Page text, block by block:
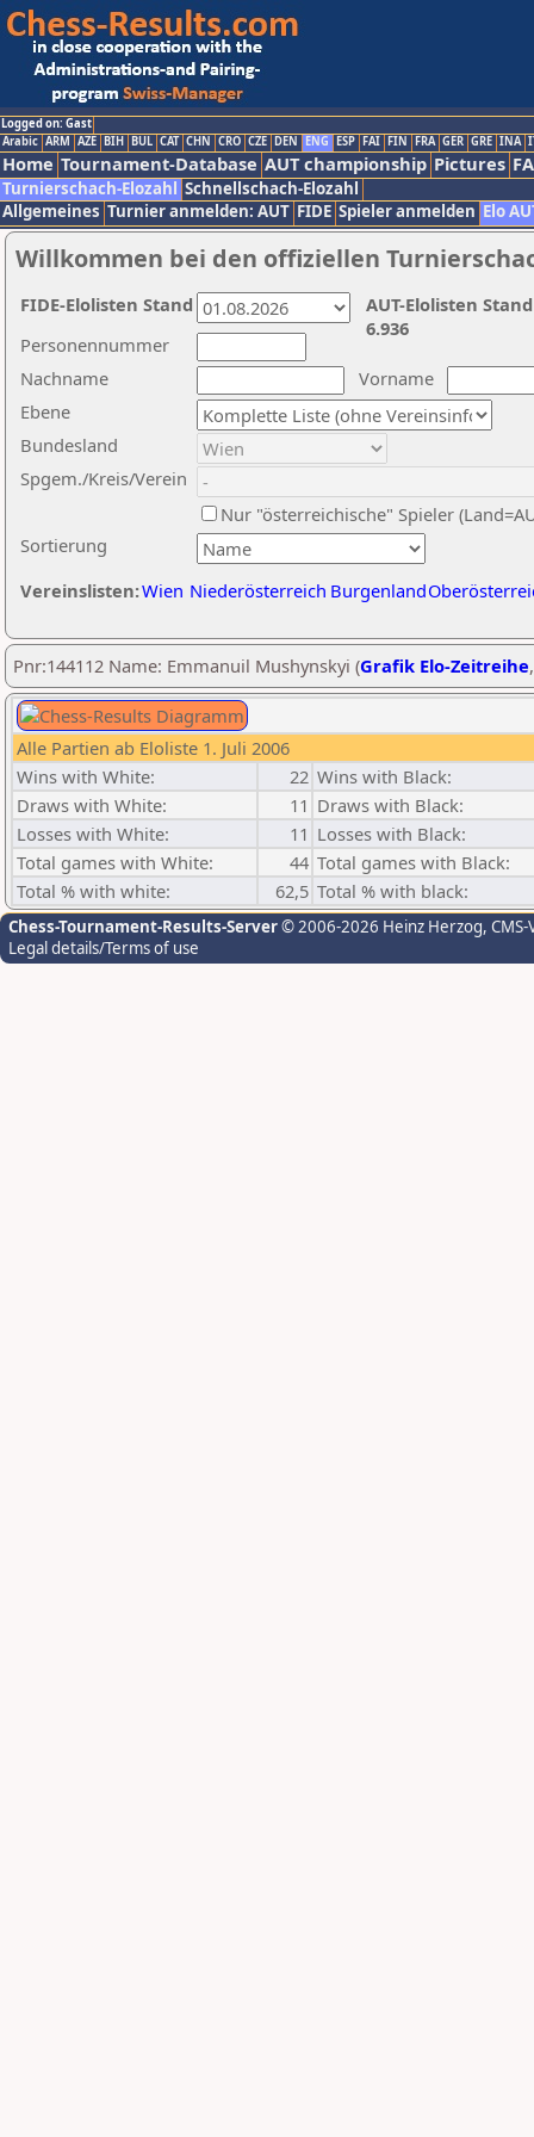
Logged on: Gast
Arabic ARM AZE BIH BUL CAT CHN CRO CZE DEN ENG ESP FAI FIN FRA GER GRE INA
Home Tournament-Database AUT championship Pictures
Turnierschach-Elozahl Schnellschach-Elozahl
Allgemeines Turnier anmelden: AUT FIDE Spieler anmelden Elo
Willkommen bei den offiziellen
Nachname
Vorname
Ebene
Sortierung
Personennummer
Bundesland
Spgem./Kreis/Verein
Nur "österreichische" Spieler
Vereinslisten:Wien Niederösterreich Burgenland
AUT-Elolisten
6.936
FIDE-Elolisten Stand
Pnr:144112 Name: Emmanuil Mushynskyi (Grafik Elo-Zeitreihe
Alle Partien ab Eloliste 1. Juli 2006
Wins with White:
22 Wins with Black:
Draws with White:
11 Draws with Black:
Losses with White:
11 Losses with Black:
Total games with White:
44 Total games with Black:
Total % with white:
62,5 Total % with black:
Chess-Tournament-Results-Server© 2006-2026 Heinz Herzog,
Legal details/Terms of use